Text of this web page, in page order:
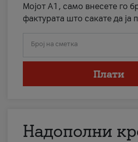
Мојот А1, само внесете го
фактурата што сакате да ја
Број на сметка
Плати
Надополни